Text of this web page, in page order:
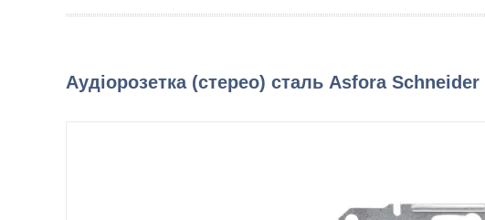
Аудіорозетка (стерео) сталь Asfora